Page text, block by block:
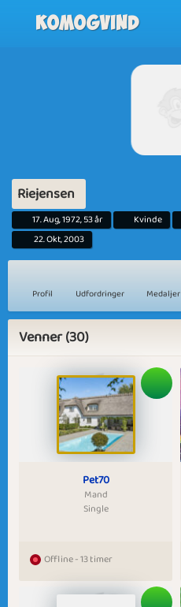
Komogvind
Riejensen
17. Aug, 1972, 53 år Kvinde
22. Okt, 2003
Profil Udfordringer Medaljer
Venner (30)
Pet70
Mand
Single
Offline - 13 timer